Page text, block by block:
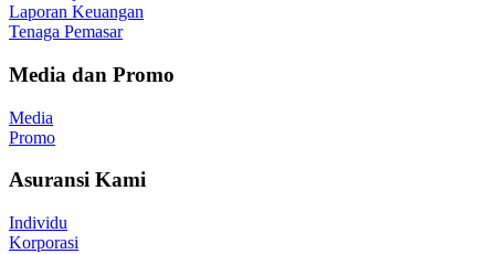
Laporan Keuangan
Tenaga Pemasar
Media dan Promo
Media
Promo
Asuransi Kami
Individu
Korporasi